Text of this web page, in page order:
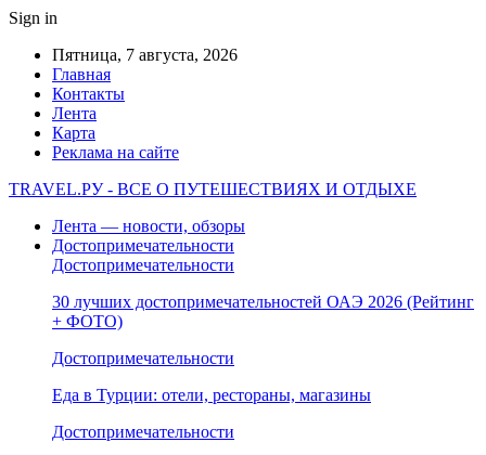
Sign in
Пятница, 7 августа, 2026
Главная
Контакты
Лента
Карта
Реклама на сайте
TRAVEL.РУ - ВСЕ О ПУТЕШЕСТВИЯХ И ОТДЫХЕ
Лента — новости, обзоры
Достопримечательности
Достопримечательности
30 лучших достопримечательностей ОАЭ 2026 (Рейтинг
+ ФОТО)
Достопримечательности
Еда в Турции: отели, рестораны, магазины
Достопримечательности